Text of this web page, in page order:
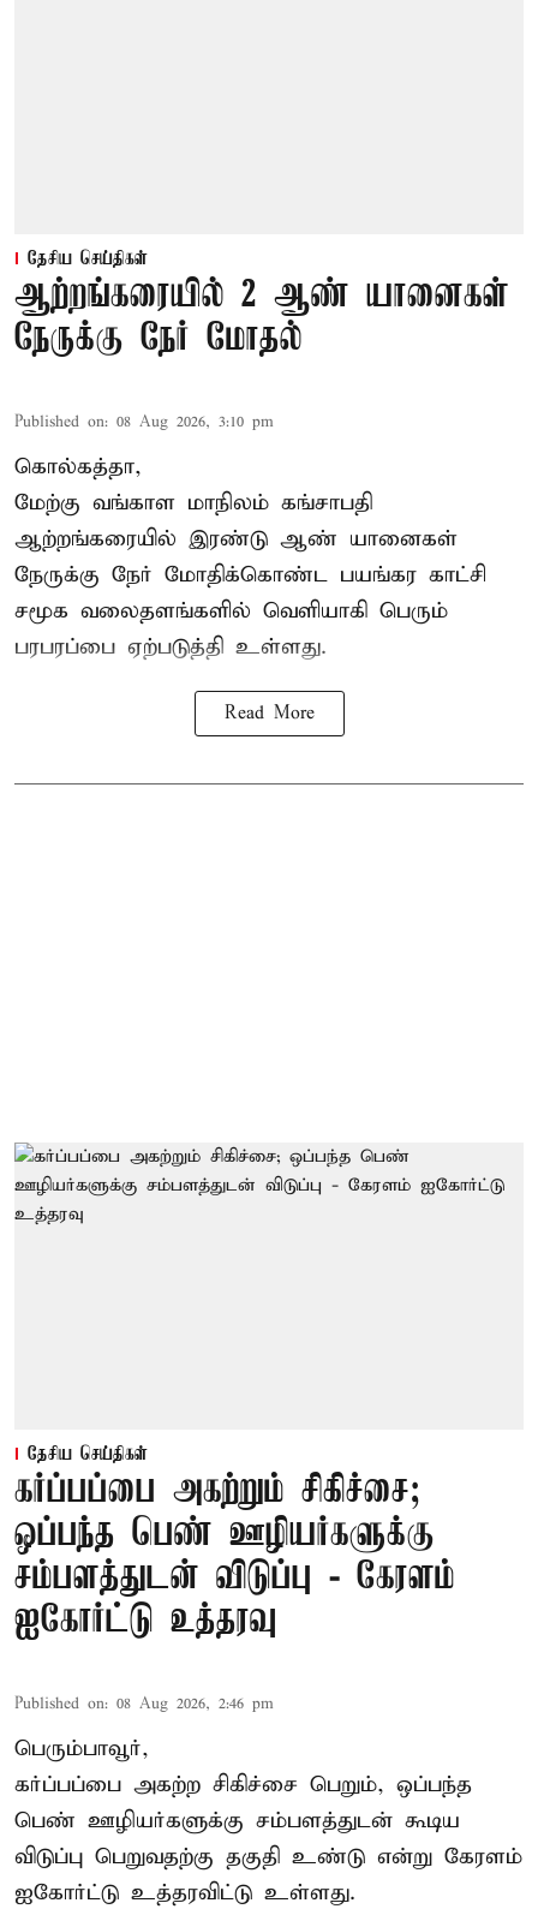
தேசிய செய்திகள்
ஆற்றங்கரையில் 2 ஆண் யானைகள்
நேருக்கு நேர் மோதல்
Published on: 08 Aug 2026, 3:10 pm
கொல்கத்தா,
மேற்கு வங்காள மாநிலம் கங்சாபதி
ஆற்றங்கரையில் இரண்டு ஆண் யானைகள்
நேருக்கு நேர் மோதிக்கொண்ட பயங்கர காட்சி
சமூக வலைதளங்களில் வெளியாகி பெரும்
பரபரப்பை ஏற்படுத்தி உள்ளது.
Read More
தேசிய செய்திகள்
கர்ப்பப்பை அகற்றும் சிகிச்சை;
ஒப்பந்த பெண் ஊழியர்களுக்கு
சம்பளத்துடன் விடுப்பு - கேரளம்
ஐகோர்ட்டு உத்தரவு
Published on: 08 Aug 2026, 2:46 pm
பெரும்பாவூர்,
கர்ப்பப்பை அகற்ற சிகிச்சை பெறும், ஒப்பந்த
பெண் ஊழியர்களுக்கு சம்பளத்துடன் கூடிய
விடுப்பு பெறுவதற்கு தகுதி உண்டு என்று கேரளம்
ஐகோர்ட்டு உத்தரவிட்டு உள்ளது.